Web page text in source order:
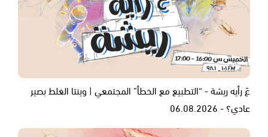
عَ رأيه ريشة - “التطبيع مع الخطأ” المجتمعي | وينتا الغلط بصير
عادي؟ - 06.08.2026